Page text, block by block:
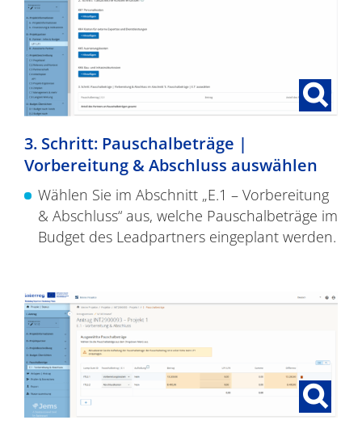
3. Schritt: Pauschalbeträge |
Vorbereitung & Abschluss auswählen
Wählen Sie im Abschnitt „E.1 – Vorbereitung
& Abschluss“ aus, welche Pauschalbeträge im
Budget des Leadpartners eingeplant werden.